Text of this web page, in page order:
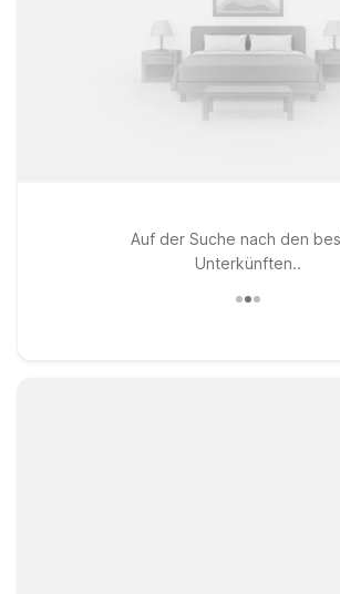
Auf der Suche nach den
Unterkünften..